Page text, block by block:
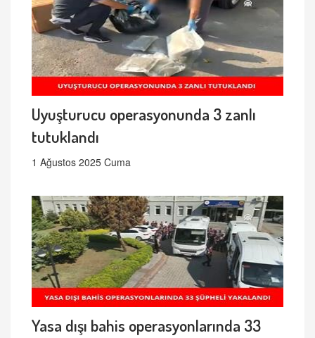
Uyuşturucu operasyonunda 3 zanlı
tutuklandı
1 Ağustos 2025 Cuma
Yasa dışı bahis operasyonlarında 33